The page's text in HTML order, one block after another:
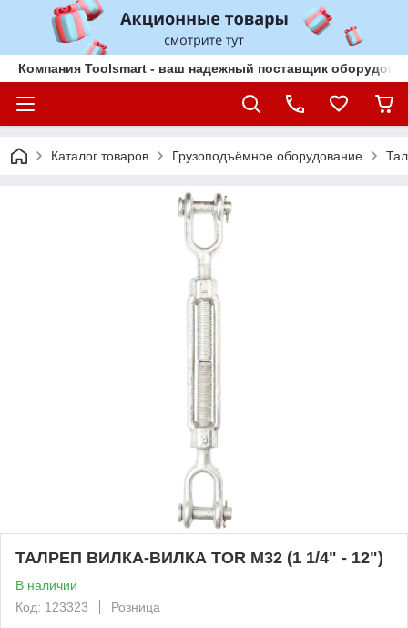
Компания Toolsmart - ваш надежный поставщик
Каталог товаров Грузоподъёмное оборудование
ТАЛРЕП ВИЛКА-ВИЛКА TOR М32 (1 1/4" - 12")
В наличии
Код: 123323
Розница